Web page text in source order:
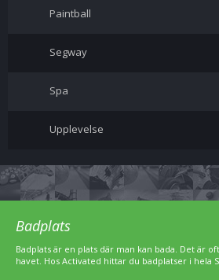
Paintball
Segway
Spa
Upplevelse
Badplats
Badplats är en plats där man kan bada. Det är
havet. Hos Activated hittar du badplatser i hela